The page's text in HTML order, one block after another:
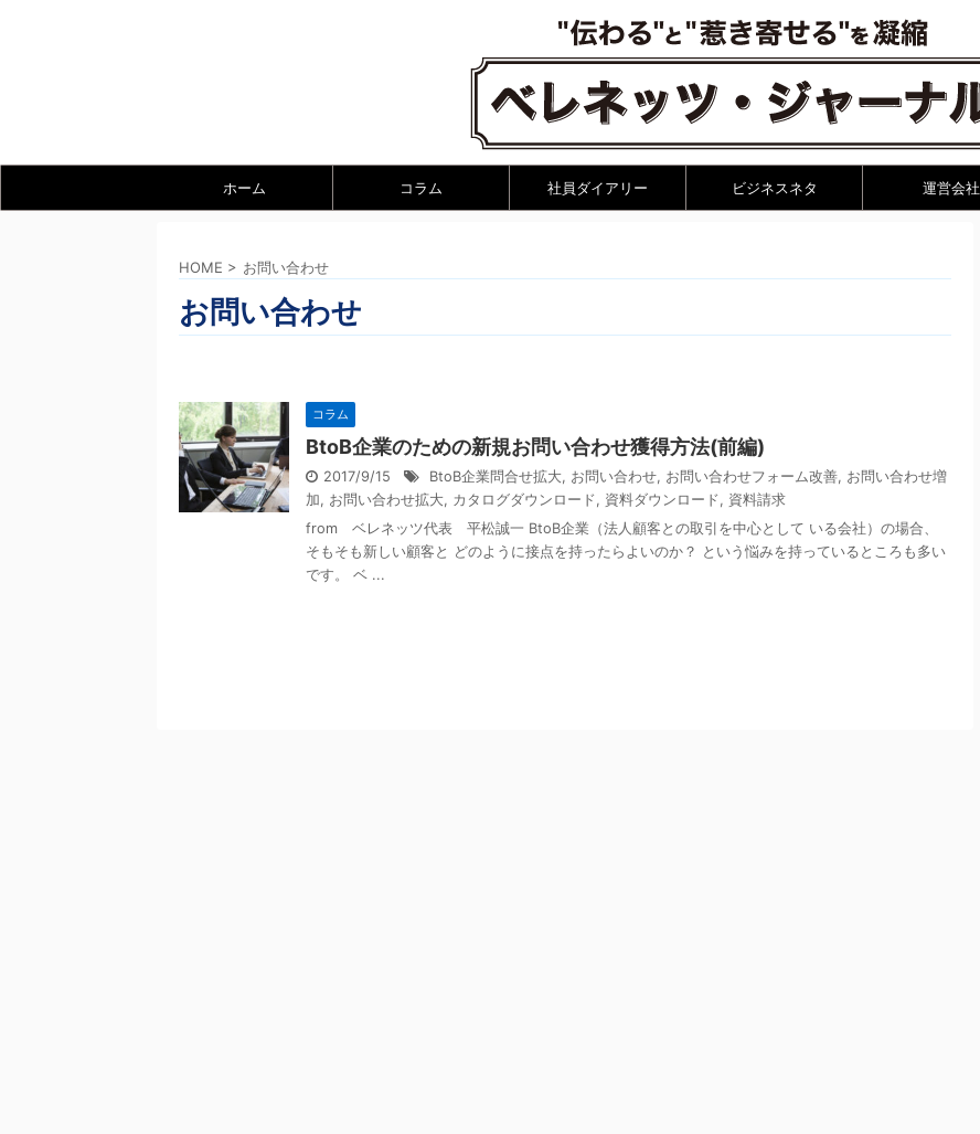
ホーム コラム 社員ダイアリー ビジネスネタ 運営会社
HOME > お問い合わせ
お問い合わせ
コラム
BtoB企業のための新規お問い合わせ獲得方法(前編)
2017/9/15 BtoB企業問合せ拡大, お問い合わせ, お問い合わせフォーム改善, お問い合わせ増
加, お問い合わせ拡大, カタログダウンロード, 資料ダウンロード, 資料請求
from ベレネッツ代表 平松誠一 BtoB企業（法人顧客との取引を中心として いる会社）の場合、
そもそも新しい顧客と どのように接点を持ったらよいのか？ という悩みを持っているところも多い
です。 ベ ...